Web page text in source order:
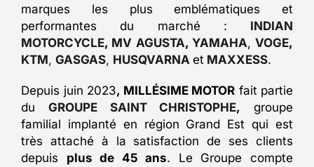
marques les plus emblématiques et
performantes du marché : INDIAN
MOTORCYCLE, MV AGUSTA, YAMAHA, VOGE,
KTM, GASGAS, HUSQVARNA et MAXXESS.
Depuis juin 2023, MILLÉSIME MOTOR fait partie
du GROUPE SAINT CHRISTOPHE,
groupe
familial implanté en région Grand Est qui est
très attaché à la satisfaction de ses clients
depuis plus de 45 ans. Le Groupe compte